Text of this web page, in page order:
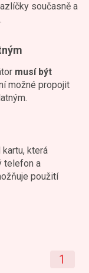
současně a
musí být
možné propojit
která
telefon a
použití
1